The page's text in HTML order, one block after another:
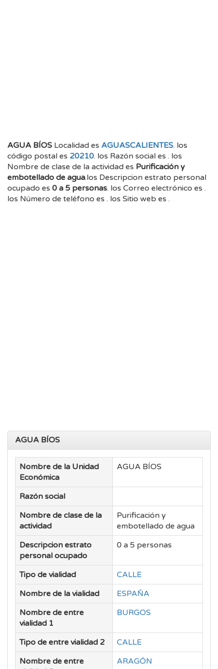
AGUA BÍOS Localidad es AGUASCALIENTES. los
código postal es 20210. los Razón social es . los
Nombre de clase de la actividad es Purificación y
embotellado de agua.los Descripcion estrato personal
ocupado es 0 a 5 personas. los Correo electrónico es .
los Número de teléfono es . los Sitio web es .
AGUA BÍOS
Nombre de la Unidad
Económica
AGUA BÍOS
Razón social
Nombre de clase de la
actividad
Purificación y
embotellado de agua
Descripcion estrato
personal ocupado
0 a 5 personas
Tipo de vialidad
CALLE
Nombre de la vialidad
ESPAÑA
Nombre de entre
vialidad 1
BURGOS
Tipo de entre vialidad 2
CALLE
Nombre de entre
ARAGÓN